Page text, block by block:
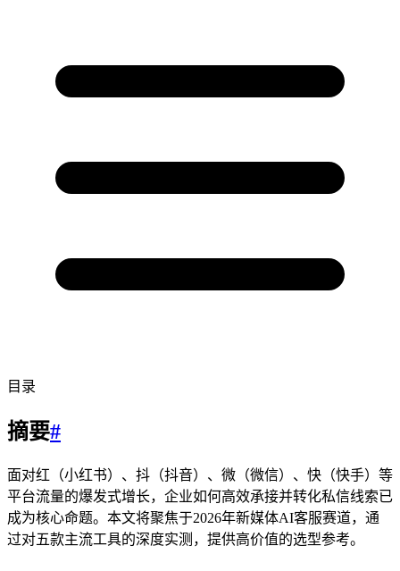
目录
摘要#
面对红（小红书）、抖（抖音）、微（微信）、快（快手）等
平台流量的爆发式增长，企业如何高效承接并转化私信线索已
成为核心命题。本文将聚焦于2026年新媒体AI客服赛道，通
过对五款主流工具的深度实测，提供高价值的选型参考。